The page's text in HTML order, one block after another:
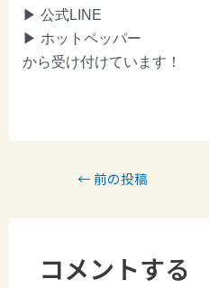
▶︎ 公式LINE
▶︎ ホットペッパー
から受け付けています！
← 前の投稿
コメントする